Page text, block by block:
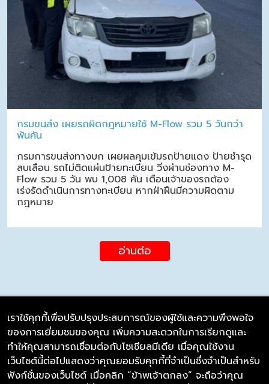
กรมขนส่ง เผยรถผิดกฎหมายใช้ M-Flow รวม 5 วันกว่า
พันคัน
กรมการขนส่งทางบก เผยผลคุมเข้มรถป้ายแดง ป้ายชำรุด
ลบเลือน รถไม่ติดแผ่นป้ายทะเบียน วิ่งผ่านช่องทาง M-
Flow รวม 5 วัน พบ 1,008 คัน เตือนเจ้าของรถต้อง
เร่งรัดดำเนินการทางทะเบียน หากฝ่าฝืนมีความผิดตาม
กฎหมาย
อ่านต่อ
บริษัท ซิมลิงค์ จำกัด
98/226 Bangrakyai-Baanmai Road,
Bangyai, Nonthaburi 11140
เราใช้คุกกี้เพื่อปรับปรุงประสบการณ์ของผู้ใช้และความพึงพอใจ
ของการเยี่ยมชมของคุณ เพิ่มความสะดวกในการเรียกดูและ
ทำให้คุณสามารถเชื่อมต่อกับโซเชียลมีเดีย เมื่อคุณใช้งาน
เว็บไซต์นี้ต่อไปแสดงว่าคุณยอมรับคุกกี้ที่จำเป็นซึ่งจำเป็นสำหรับ
ฟังก์ชั่นของเว็บไซต์ เมื่อคลิก “ข้าพเจ้าตกลง” จะถือว่าคุณ